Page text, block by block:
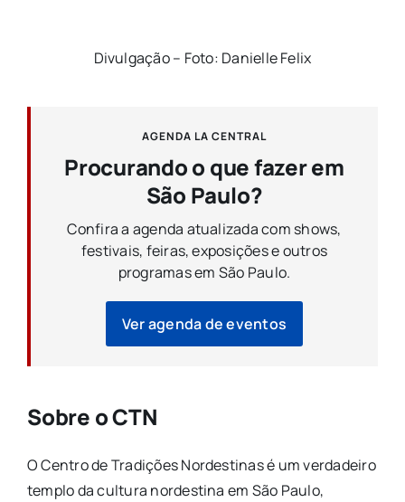
Divulgação – Foto: Danielle Felix
AGENDA LA CENTRAL
Procurando o que fazer em
São Paulo?
Confira a agenda atualizada com shows,
festivais, feiras, exposições e outros
programas em São Paulo.
Ver agenda de eventos
Sobre o CTN
O Centro de Tradições Nordestinas é um verdadeiro
templo da cultura nordestina em São Paulo,